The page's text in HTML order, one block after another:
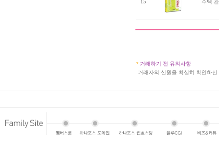
15 주택
거래하기 전 유의사항
거래자의 신원을 확실히 확인하